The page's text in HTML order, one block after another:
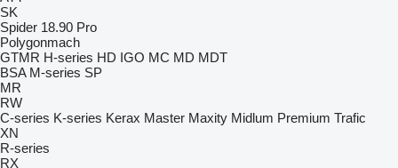
SK
Spider 18.90 Pro
Polygonmach
GTMR H-series HD IGO MC MD MDT
BSA M-series SP
MR
RW
C-series K-series Kerax Master Maxity Midlum Premium Trafic
XN
R-series
RX